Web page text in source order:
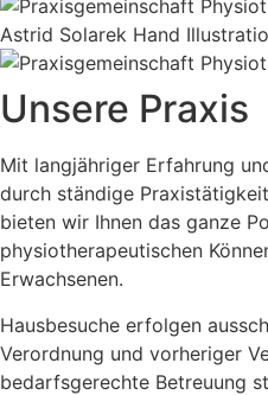
Unsere Praxis
Mit langjähriger Erfahrung
durch ständige
bieten wir Ihnen das ganze
physiotherapeutischen
Erwachsenen.
Hausbesuche erfolgen
Verordnung und vorheriger
bedarfsgerechte Betreuung